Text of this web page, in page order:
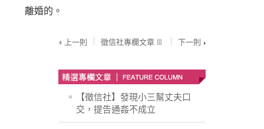
離婚的。
上一則 徵信社專欄文章 下一則
【徵信社】發現小三幫丈夫口
交，提告通姦不成立